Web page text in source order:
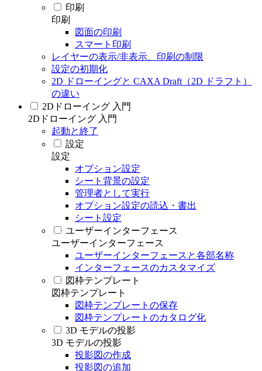
印刷
印刷
図面の印刷
スマート印刷
レイヤーの表示/非表示、印刷の制限
設定の初期化
2D ドローイングと CAXA Draft（2D ドラフト）
の違い
2Dドローイング 入門
2Dドローイング 入門
起動と終了
設定
設定
オプション設定
シート背景の設定
管理者として実行
オプション設定の読込・書出
シート設定
ユーザーインターフェース
ユーザーインターフェース
ユーザーインターフェースと各部名称
インターフェースのカスタマイズ
図枠テンプレート
図枠テンプレート
図枠テンプレートの保存
図枠テンプレートのカタログ化
3D モデルの投影
3D モデルの投影
投影図の作成
投影図の追加